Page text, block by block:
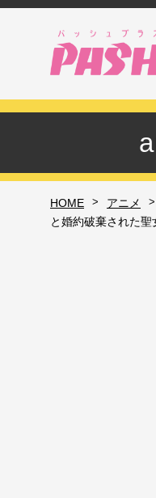
HOME > アニメ >
と婚約破棄された